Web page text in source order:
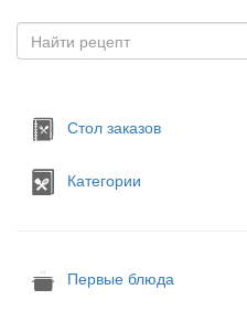
Стол заказов
Категории
Первые блюда